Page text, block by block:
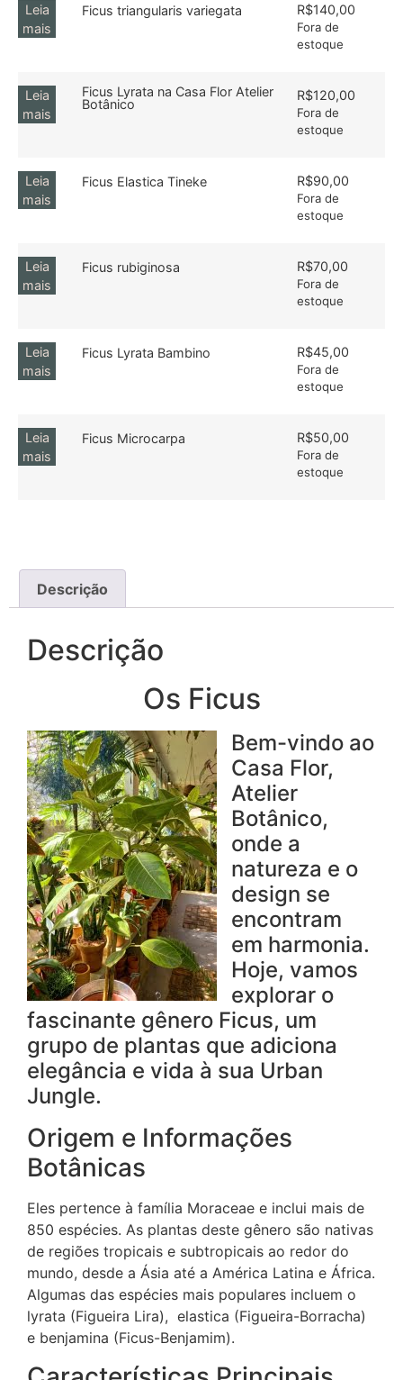
Leia
mais
Ficus triangularis variegata R$140,00
Fora de
estoque
Leia
mais
Ficus Lyrata na Casa Flor Atelier
Botânico
R$120,00
Fora de
estoque
Leia
mais
Ficus Elastica Tineke R$90,00
Fora de
estoque
Leia
mais
Ficus rubiginosa R$70,00
Fora de
estoque
Leia
mais
Ficus Lyrata Bambino R$45,00
Fora de
estoque
Leia
mais
Ficus Microcarpa R$50,00
Fora de
estoque
Descrição
Descrição
Os Ficus
Bem-vindo ao
Casa Flor,
Atelier
Botânico,
onde a
natureza e o
design se
encontram
em harmonia.
Hoje, vamos
explorar o
fascinante gênero Ficus, um
grupo de plantas que adiciona
elegância e vida à sua Urban
Jungle.
Origem e Informações
Botânicas
Eles pertence à família Moraceae e inclui mais de
850 espécies. As plantas deste gênero são nativas
de regiões tropicais e subtropicais ao redor do
mundo, desde a Ásia até a América Latina e África.
Algumas das espécies mais populares incluem o
lyrata (Figueira Lira), elastica (Figueira-Borracha)
e benjamina (Ficus-Benjamim).